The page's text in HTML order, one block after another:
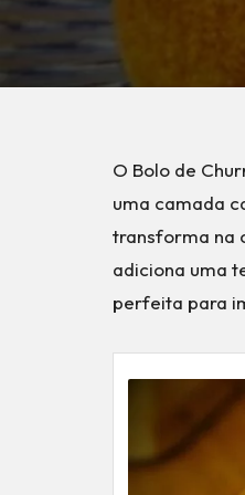
O Bolo de
uma camada
transforma na
adiciona uma
perfeita para